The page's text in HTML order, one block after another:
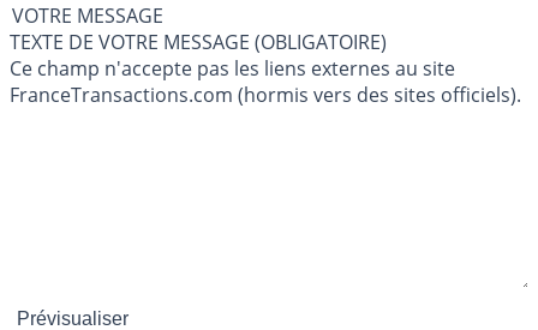
VOTRE MESSAGE
TEXTE DE VOTRE MESSAGE (OBLIGATOIRE)
Ce champ n'accepte pas les liens externes au site
FranceTransactions.com (hormis vers des sites officiels).